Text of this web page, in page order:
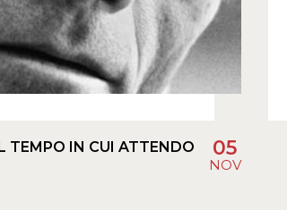
TEMPO IN CUI ATTENDO
05
NOV